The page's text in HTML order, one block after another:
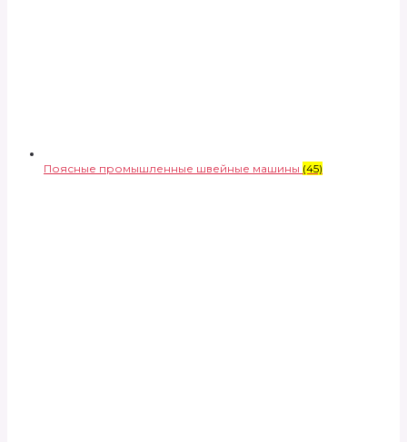
Поясные промышленные швейные машины (45)